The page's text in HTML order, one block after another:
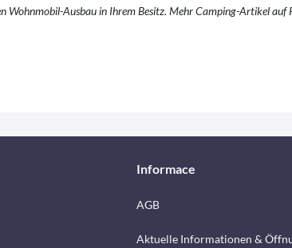
Wohnmobil-Ausbau in Ihrem Besitz. Mehr Camping-Artikel auf
Informace
AGB
Aktuelle Informationen &